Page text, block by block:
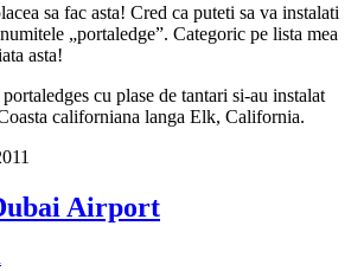
sa fac asta! Cred ca puteti sa va instalati
„portaledge”. Categoric pe lista mea
asta!
cu plase de tantari si-au instalat
californiana langa Elk, California.
Airport